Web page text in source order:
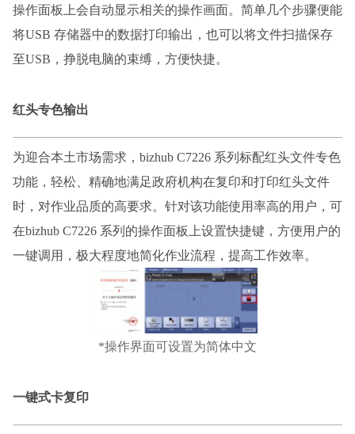
操作面板上会自动显示相关的操作画面。简单几个步骤便能
将USB 存储器中的数据打印输出，也可以将文件扫描保存
至USB，挣脱电脑的束缚，方便快捷。
红头专色输出
为迎合本土市场需求， bizhub C7226 系列标配红头文件专色
功能，轻松、精确地满足政府机构在复印和打印红头文件
时，对作业品质的高要求。针对该功能使用率高的用户，可
在bizhub C7226 系列的操作面板上设置快捷键，方便用户的
一键调用，极大程度地简化作业流程，提高工作效率。
*操作界面可设置为简体中文
一键式卡复印